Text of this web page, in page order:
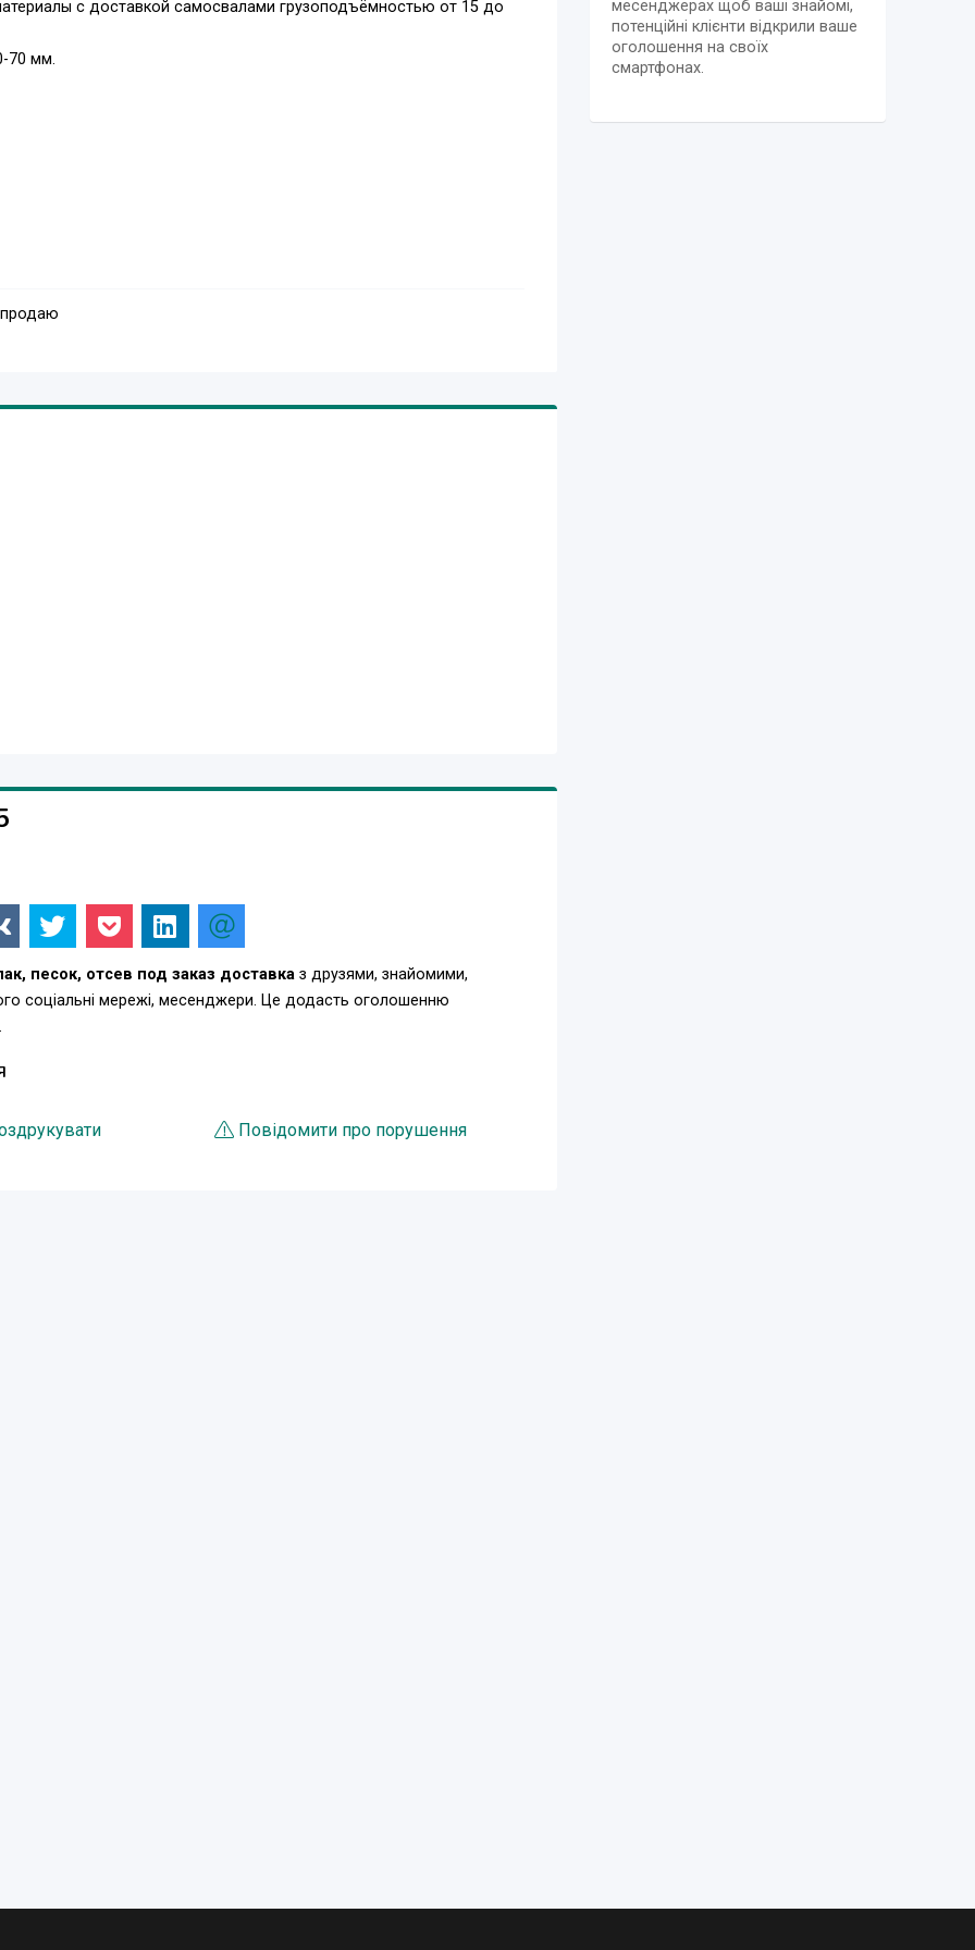
с доставкой самосвалами грузоподъёмностью от 15 до
70 мм.
песок, отсев под заказ доставка з друзями, знайомими,
соціальні мережі, месенджери. Це додасть оголошенню
Повідомити про порушення
месенджерах щоб ваші знайомі,
потенційні клієнти відкрили ваше
оголошення на своїх
смартфонах.